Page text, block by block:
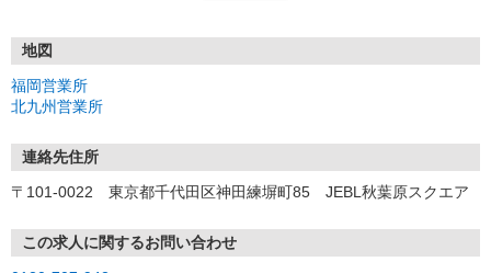
〒806-0028 福岡県北九州市八幡西区熊手2-3-13 太陽生命八幡ビ
ル 3F
地図
福岡営業所
北九州営業所
連絡先住所
〒101-0022 東京都千代田区神田練塀町85 JEBL秋葉原スクエア
この求人に関するお問い合わせ